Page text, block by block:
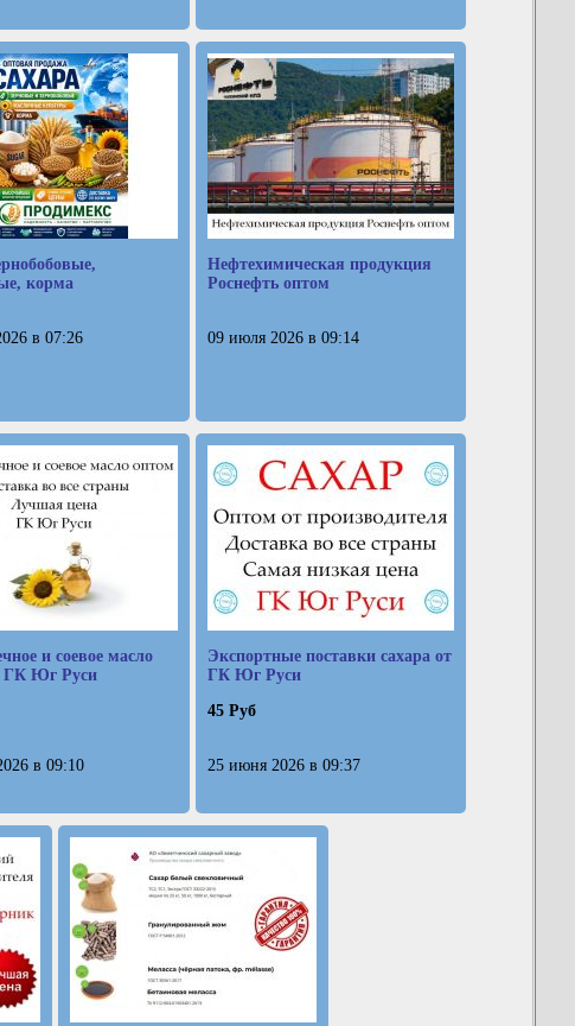
корма
в 07:26
Нефтехимическая продукция
Роснефть оптом
09 июля 2026 в 09:14
и соевое масло
ГК Юг Руси
в 09:10
Экспортные поставки сахара от
ГК Юг Руси
45 Руб
25 июня 2026 в 09:37